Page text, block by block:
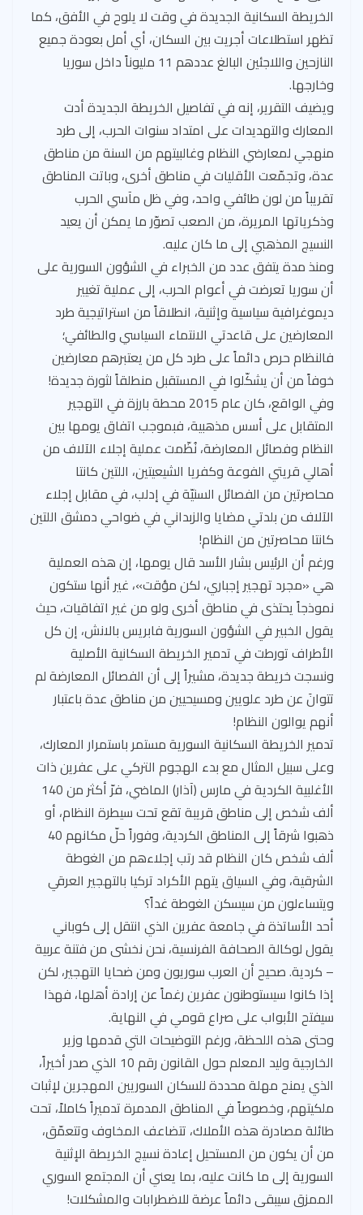
الخريطة السكانية الجديدة في وقت لا يلوح في الأفق، كما
تظهر استطلاعات أجريت بين السكان، أي أمل بعودة جميع
النازحين واللاجئين البالغ عددهم 11 مليوناً داخل سوريا
وخارجها.
ويضيف التقرير، إنه في تفاصيل الخريطة الجديدة أدت
المعارك والتهديدات على امتداد سنوات الحرب، إلى طرد
منهجي لمعارضي النظام وغالبيتهم من السنة من مناطق
عدة، وتجمّعت الأقليات في مناطق أخرى، وباتت المناطق
تقريباً من لون طائفي واحد، وفي ظل مآسي الحرب
وذكرياتها المريرة، من الصعب تصوّر ما يمكن أن يعيد
النسيج المذهبي إلى ما كان عليه.
ومنذ مدة يتفق عدد من الخبراء في الشؤون السورية على
أن سوريا تعرضت في أعوام الحرب، إلى عملية تغيير
ديموغرافية سياسية وإثنية، انطلاقاً من استراتيجية طرد
المعارضين على قاعدتي الانتماء السياسي والطائفي؛
فالنظام حرص دائماً على طرد كل من يعتبرهم معارضين
خوفاً من أن يشكّلوا في المستقبل منطلقاً لثورة جديدة!
وفي الواقع، كان عام 2015 محطة بارزة في التهجير
المتقابل على أسس مذهبية، فبموجب اتفاق يومها بين
النظام وفصائل المعارضة، نُظّمت عملية إجلاء الآلاف من
أهالي قريتي الفوعة وكفريا الشيعيتين، اللتين كانتا
محاصرتين من الفصائل السنيّة في إدلب، في مقابل إجلاء
الآلاف من بلدتي مضايا والزبداني في ضواحي دمشق اللتين
كانتا محاصرتين من النظام!
ورغم أن الرئيس بشار الأسد قال يومها، إن هذه العملية
هي «مجرد تهجير إجباري، لكن مؤقت»، غير أنها ستكون
نموذجاً يحتذى في مناطق أخرى ولو من غير اتفاقيات، حيث
يقول الخبير في الشؤون السورية فابريس بالانش، إن كل
الأطراف تورطت في تدمير الخريطة السكانية الأصلية
ونسجت خريطة جديدة، مشيراً إلى أن الفصائل المعارضة لم
تتوانَ عن طرد علويين ومسيحيين من مناطق عدة باعتبار
أنهم يوالون النظام!
تدمير الخريطة السكانية السورية مستمر باستمرار المعارك،
وعلى سبيل المثال مع بدء الهجوم التركي على عفرين ذات
الأغلبية الكردية في مارس (آذار) الماضي، فرّ أكثر من 140
ألف شخص إلى مناطق قريبة تقع تحت سيطرة النظام، أو
ذهبوا شرقاً إلى المناطق الكردية، وفوراً حلّ مكانهم 40
ألف شخص كان النظام قد رتب إجلاءهم من الغوطة
الشرقية، وفي السياق يتهم الأكراد تركيا بالتهجير العرقي
ويتساءلون من سيسكن الغوطة غداً؟
أحد الأساتذة في جامعة عفرين الذي انتقل إلى كوباني
يقول لوكالة الصحافة الفرنسية، نحن نخشى من فتنة عربية
– كردية. صحيح أن العرب سوريون ومن ضحايا التهجير، لكن
إذا كانوا سيستوطنون عفرين رغماً عن إرادة أهلها، فهذا
سيفتح الأبواب على صراع قومي في النهاية.
وحتى هذه اللحظة، ورغم التوضيحات التي قدمها وزير
الخارجية وليد المعلم حول القانون رقم 10 الذي صدر أخيراً،
الذي يمنح مهلة محددة للسكان السوريين المهجرين لإثبات
ملكيتهم، وخصوصاً في المناطق المدمرة تدميراً كاملاً، تحت
طائلة مصادرة هذه الأملاك، تتضاعف المخاوف وتتعمّق،
من أن يكون من المستحيل إعادة نسيج الخريطة الإثنية
السورية إلى ما كانت عليه، بما يعني أن المجتمع السوري
الممزق سيبقى دائماً عرضة للاضطرابات والمشكلات!